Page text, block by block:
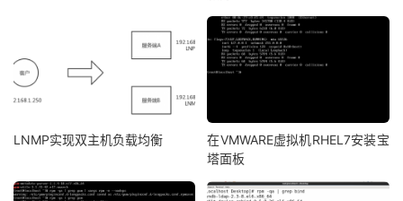
LNMP实现双主机负载均衡
在VMWARE虚拟机RHEL7安装宝
塔面板